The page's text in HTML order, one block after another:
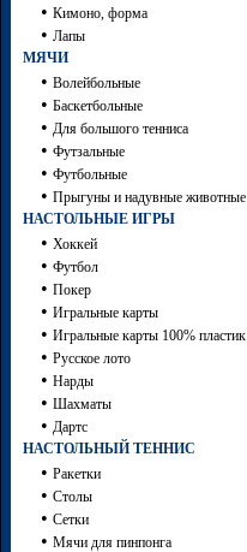
• Кимоно, форма
• Лапы
МЯЧИ
• Волейбольные
• Баскетбольные
• Для большого тенниса
• Футзальные
• Футбольные
• Прыгуны и надувные животные
НАСТОЛЬНЫЕ ИГРЫ
• Хоккей
• Футбол
• Покер
• Игральные карты
• Игральные карты 100% пластик
• Русское лото
• Нарды
• Шахматы
• Дартc
НАСТОЛЬНЫЙ ТЕННИС
• Ракетки
• Столы
• Сетки
• Мячи для пинпонга